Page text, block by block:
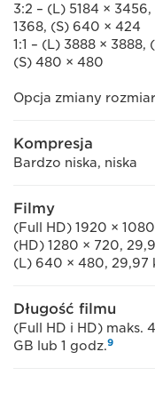
3:2 – (L) 5184 ×
1368, (S) 640 × 424
1:1 – (L) 3888 × 3888,
(S) 480 × 480
Opcja zmiany
Kompresja
Bardzo niska, niska
Filmy
(Full HD) 1920 ×
(HD) 1280 × 720,
(L) 640 × 480, 29,97
Długość filmu
(Full HD i HD) maks.
GB lub 1 godz.9